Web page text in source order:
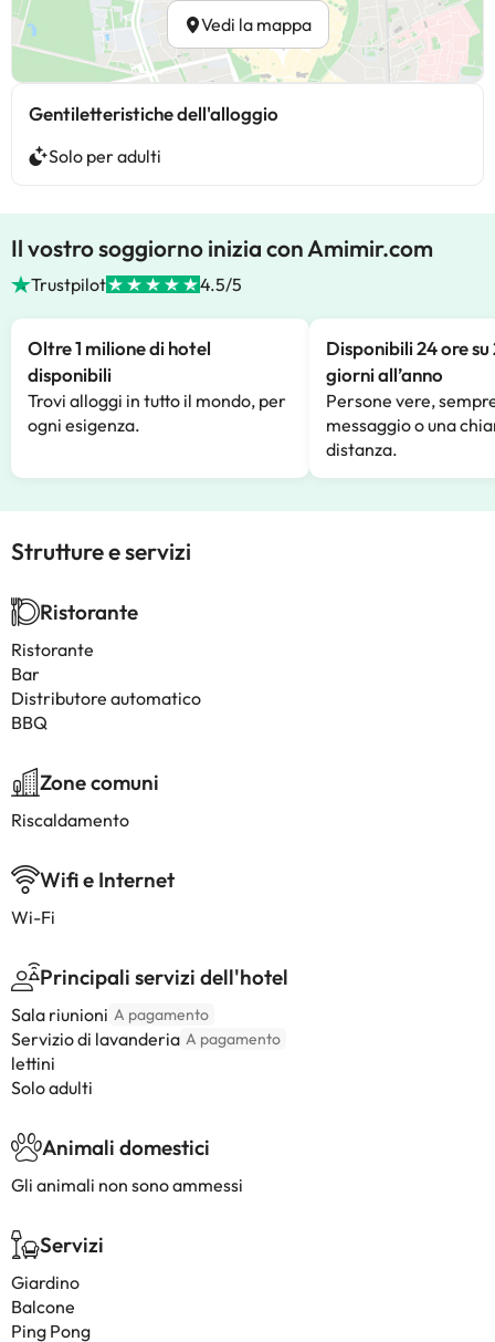
Vedi la mappa
Gentiletteristiche dell'alloggio
Solo per adulti
Il vostro soggiorno inizia con Amimir.com
Trustpilot 4.5/5
Oltre 1 milione di hotel
disponibili
Trovi alloggi in tutto il mondo, per
ogni esigenza.
Disponibili 24 ore su
giorni all’anno
Persone vere,
messaggio o una
distanza.
Strutture e servizi
Ristorante
Ristorante
Bar
Distributore automatico
BBQ
Zone comuni
Riscaldamento
Wifi e Internet
Wi-Fi
Principali servizi dell'hotel
Sala riunioni A pagamento
Servizio di lavanderia A pagamento
lettini
Solo adulti
Animali domestici
Gli animali non sono ammessi
Servizi
Giardino
Balcone
Ping Pong